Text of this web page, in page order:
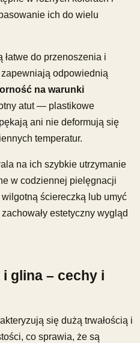
ich do wielu
łatwe do przenoszenia i
odpowiednią
na warunki
atut — plastikowe
ani nie deformują się
temperatur.
na ich szybkie utrzymanie
w codziennej pielęgnacji
ściereczką lub umyć
estetyczny wygląd
glina – cechy i
się dużą trwałością i
co sprawia, że są